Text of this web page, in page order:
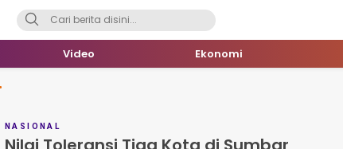
Video Ekonomi
NASIONAL